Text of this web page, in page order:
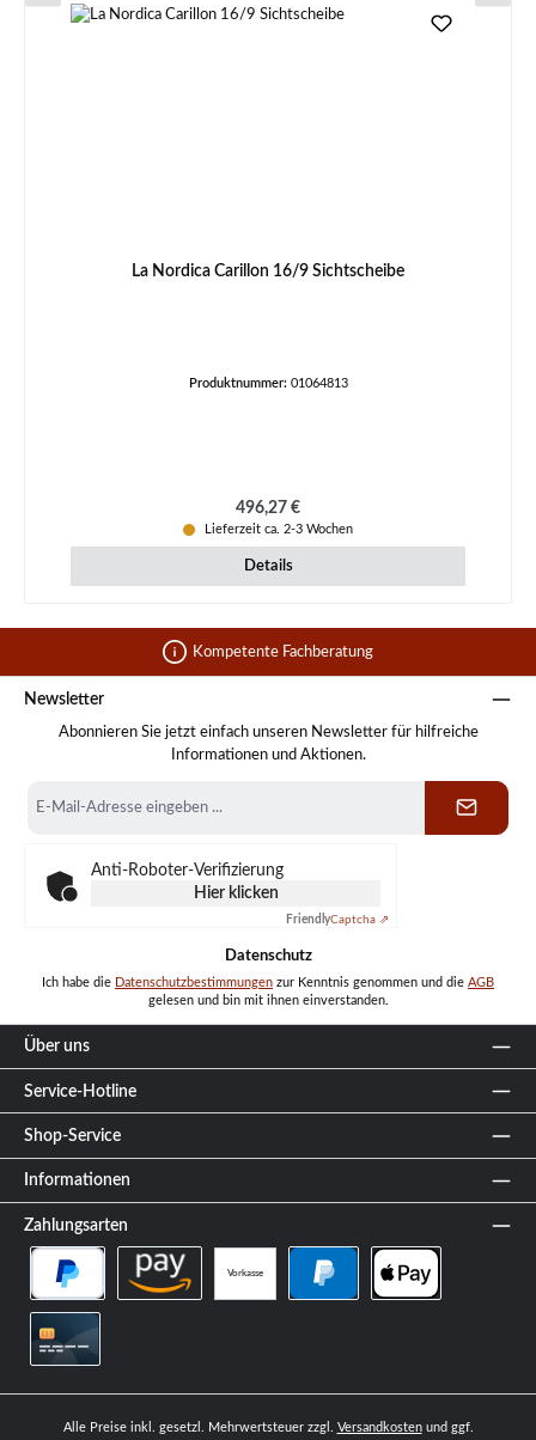
La Nordica Carillon 16/9 Sichtscheibe
Produktnummer: 01064813
Regulärer Preis:
496,27 €
Lieferzeit ca. 2-3 Wochen
Details
Kompetente Fachberatung
Newsletter
Abonnieren Sie jetzt einfach unseren Newsletter für hilfreiche
Informationen und Aktionen.
Mail-
Anti-Roboter-Verifizierung
Hier klicken
FriendlyCaptcha ⇗
Datenschutz
Ich habe die Datenschutzbestimmungen zur Kenntnis genommen und die AGB
gelesen und bin mit ihnen einverstanden.
Über uns
Service-Hotline
Shop-Service
Informationen
Zahlungsarten
Vorkasse
PayPal Später Bezahlen
Alle Preise inkl. gesetzl. Mehrwertsteuer zzgl. Versandkostenund ggf.